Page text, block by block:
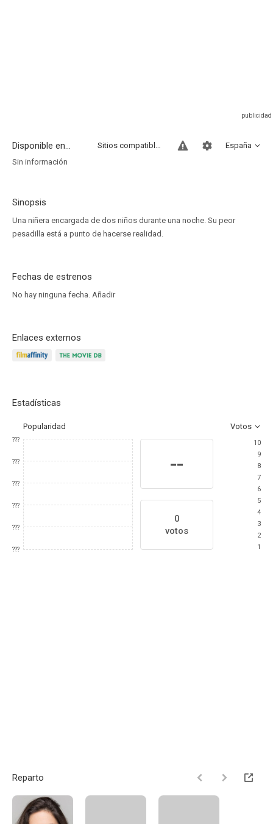
Disponible en... España
Sitios compatibles
Sin información
Sinopsis
Una niñera encargada de dos niños durante una noche. Su peor
pesadilla está a punto de hacerse realidad.
Fechas de estrenos
No hay ninguna fecha. Añadir
Enlaces externos
Estadísticas
Popularidad Votos
???
???
???
???
???
???
--
0
votos
10
9
8
7
6
5
4
3
2
1
Reparto